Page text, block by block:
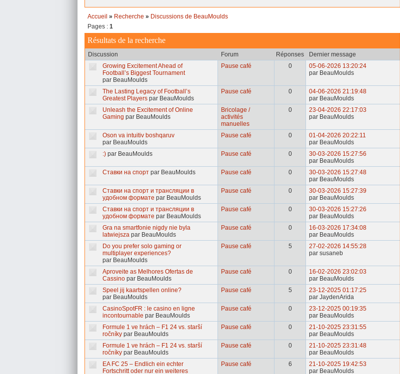
Accueil » Recherche » Discussions de BeauMoulds
Pages : 1
Résultats de la recherche
Discussion Forum Réponses
Dernier message
Growing Excitement Ahead of
Football’s Biggest Tournament
par BeauMoulds
Pause café 0
05-06-2026 13:20:24
par BeauMoulds
The Lasting Legacy of Football’s
Greatest Players par BeauMoulds
Pause café 0
04-06-2026 21:19:48
par BeauMoulds
Unleash the Excitement of Online
Gaming par BeauMoulds
Bricolage /
activités
manuelles
0
23-04-2026 22:17:03
par BeauMoulds
Oson va intuitiv boshqaruv
par BeauMoulds
Pause café 0
01-04-2026 20:22:11
par BeauMoulds
:) par BeauMoulds Pause café 0
30-03-2026 15:27:56
par BeauMoulds
Ставки на спорт par BeauMoulds Pause café 0
30-03-2026 15:27:48
par BeauMoulds
Ставки на спорт и трансляции в
удобном формате par BeauMoulds
Pause café 0
30-03-2026 15:27:39
par BeauMoulds
Ставки на спорт и трансляции в
удобном формате par BeauMoulds
Pause café 0
30-03-2026 15:27:26
par BeauMoulds
Gra na smartfonie nigdy nie byla
latwiejsza par BeauMoulds
Pause café 0
16-03-2026 17:34:08
par BeauMoulds
Do you prefer solo gaming or
multiplayer experiences?
par BeauMoulds
Pause café 5
27-02-2026 14:55:28
par susaneb
Aproveite as Melhores Ofertas de
Cassino par BeauMoulds
Pause café 0
16-02-2026 23:02:03
par BeauMoulds
Speel jij kaartspellen online?
par BeauMoulds
Pause café 5
23-12-2025 01:17:25
par JaydenArida
CasinoSpotFR : le casino en ligne
incontournable par BeauMoulds
Pause café 0
23-12-2025 00:19:35
par BeauMoulds
Formule 1 ve hrách – F1 24 vs. starší
ročníky par BeauMoulds
Pause café 0
21-10-2025 23:31:55
par BeauMoulds
Formule 1 ve hrách – F1 24 vs. starší
ročníky par BeauMoulds
Pause café 0
21-10-2025 23:31:48
par BeauMoulds
EA FC 25 – Endlich ein echter
Fortschritt oder nur ein weiteres
Pause café 6
21-10-2025 19:42:53
par BeauMoulds